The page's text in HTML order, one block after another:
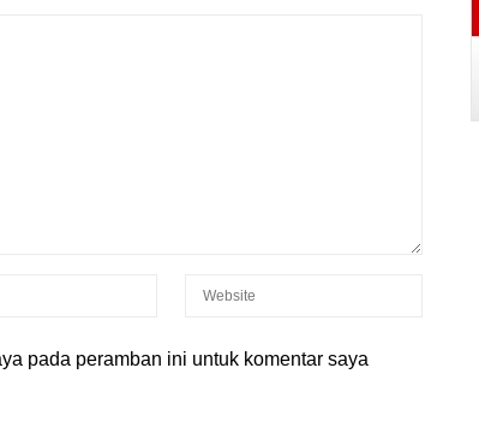
pada peramban ini untuk komentar saya